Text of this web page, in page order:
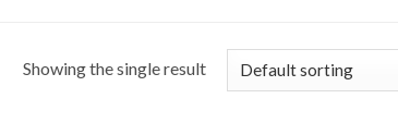
Showing the single result